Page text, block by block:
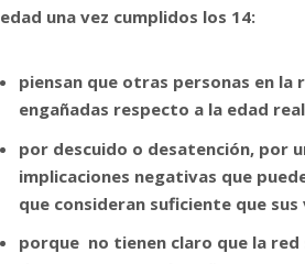
edad una vez cumplidos los 14:
piensan que otras personas en
engañadas respecto a la edad
por descuido o desatención, por
implicaciones negativas que
que consideran suficiente que
porque no tienen claro que la red